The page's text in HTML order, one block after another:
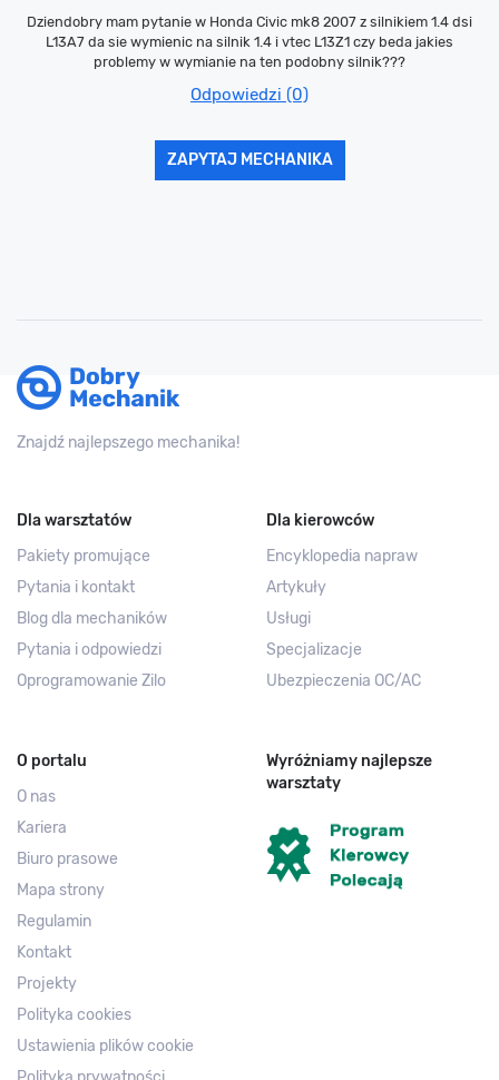
Dziendobry mam pytanie w Honda Civic mk8 2007 z silnikiem 1.4 dsi
L13A7 da sie wymienic na silnik 1.4 i vtec L13Z1 czy beda jakies
problemy w wymianie na ten podobny silnik???
Odpowiedzi (0)
ZAPYTAJ MECHANIKA
Znajdź najlepszego mechanika!
Dla warsztatów
Pakiety promujące
Pytania i kontakt
Blog dla mechaników
Pytania i odpowiedzi
Oprogramowanie Zilo
Dla kierowców
Encyklopedia napraw
Artykuły
Usługi
Specjalizacje
Ubezpieczenia OC/AC
O portalu
O nas
Kariera
Biuro prasowe
Mapa strony
Regulamin
Kontakt
Projekty
Polityka cookies
Ustawienia plików cookie
Wyróżniamy najlepsze
warsztaty